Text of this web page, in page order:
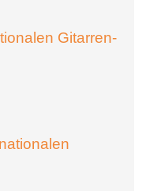
Gitarren-